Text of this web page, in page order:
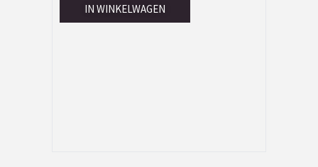
IN WINKELWAGEN